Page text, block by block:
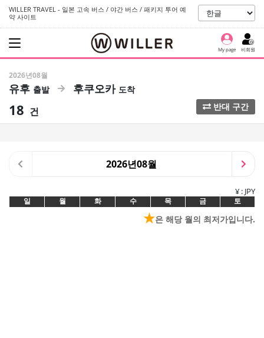
WILLER TRAVEL - 일본 고속 버스 / 야간 버스 / 패키지 투어 예
약 사이트
My page 비회원
2026년08월
유후 후쿠오카
18 건 반대 구간
2026년08월
¥ : JPY
일 월 화 수 목 금 토
★은 해당 월의 최저가입니다.